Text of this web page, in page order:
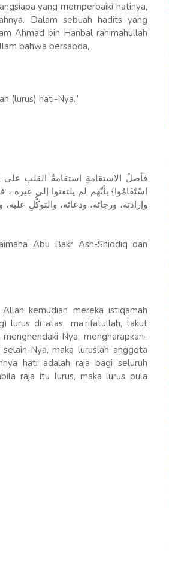
yang memperbaiki hatinya,
Dalam sebuah hadits yang
Ahmad bin Hanbal rahimahullah
bahwa bersabda,
(lurus) hati-Nya.”
فأصلُ الاستقامةِ استقامةُ القلب على
اسْتَقَامُوا} بأنَّهم لم يلتفتوا إلى غيره
وإرادته، ورجائه، ودعائه، والتوكُّلِ
Abu Bakr Ash-Shiddiq dan
kemudian mereka istiqamah
lurus di atas ma’rifatullah, takut
Nya, mengharapkan-
Nya, maka luruslah anggota
hati adalah raja bagi seluruh
raja itu lurus, maka lurus pula